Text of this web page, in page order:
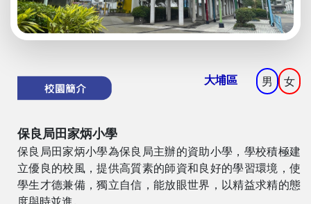
大埔區 男 女
保良局田家炳小學
保良局田家炳小學為保良局主辦的資助小學，學校積極建
立優良的校風，提供高質素的師資和良好的學習環境，使
學生才德兼備，獨立自信，能放眼世界，以精益求精的態
度與時並進。